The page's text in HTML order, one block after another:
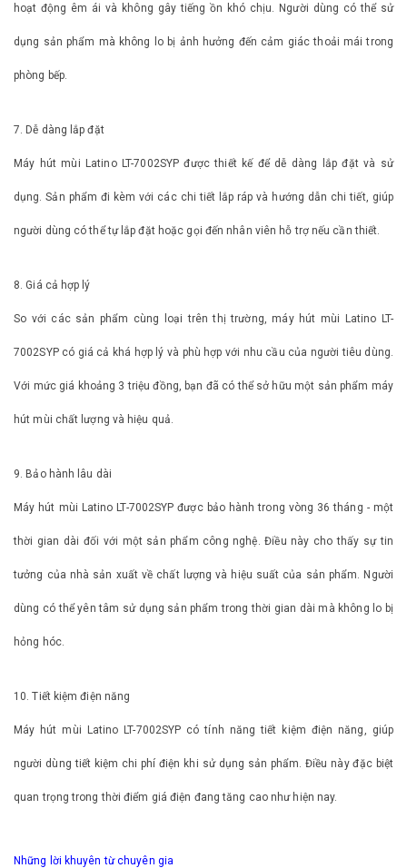
hoạt động êm ái và không gây tiếng ồn khó chịu. Người dùng có thể sử
dụng sản phẩm mà không lo bị ảnh hưởng đến cảm giác thoải mái trong
phòng bếp.
7. Dễ dàng lắp đặt
Máy hút mùi Latino LT-7002SYP được thiết kế để dễ dàng lắp đặt và sử
dụng. Sản phẩm đi kèm với các chi tiết lắp ráp và hướng dẫn chi tiết, giúp
người dùng có thể tự lắp đặt hoặc gọi đến nhân viên hỗ trợ nếu cần thiết.
8. Giá cả hợp lý
So với các sản phẩm cùng loại trên thị trường, máy hút mùi Latino LT-
7002SYP có giá cả khá hợp lý và phù hợp với nhu cầu của người tiêu dùng.
Với mức giá khoảng 3 triệu đồng, bạn đã có thể sở hữu một sản phẩm máy
hút mùi chất lượng và hiệu quả.
9. Bảo hành lâu dài
Máy hút mùi Latino LT-7002SYP được bảo hành trong vòng 36 tháng - một
thời gian dài đối với một sản phẩm công nghệ. Điều này cho thấy sự tin
tưởng của nhà sản xuất về chất lượng và hiệu suất của sản phẩm. Người
dùng có thể yên tâm sử dụng sản phẩm trong thời gian dài mà không lo bị
hỏng hóc.
10. Tiết kiệm điện năng
Máy hút mùi Latino LT-7002SYP có tính năng tiết kiệm điện năng, giúp
người dùng tiết kiệm chi phí điện khi sử dụng sản phẩm. Điều này đặc biệt
quan trọng trong thời điểm giá điện đang tăng cao như hiện nay.
Những lời khuyên từ chuyên gia